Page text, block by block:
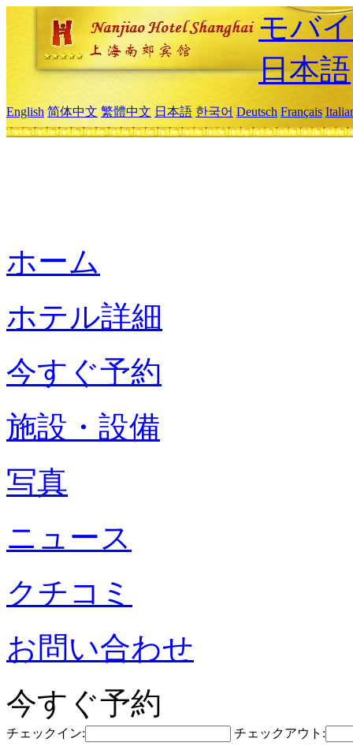
モバ
日本語
English 简体中文 繁體中文 日本語 한국어 Deutsch Français
ホーム
ホテル詳細
今すぐ予約
施設・設備
写真
ニュース
クチコミ
お問い合わせ
今すぐ予約
チェックイン: チェックアウト: